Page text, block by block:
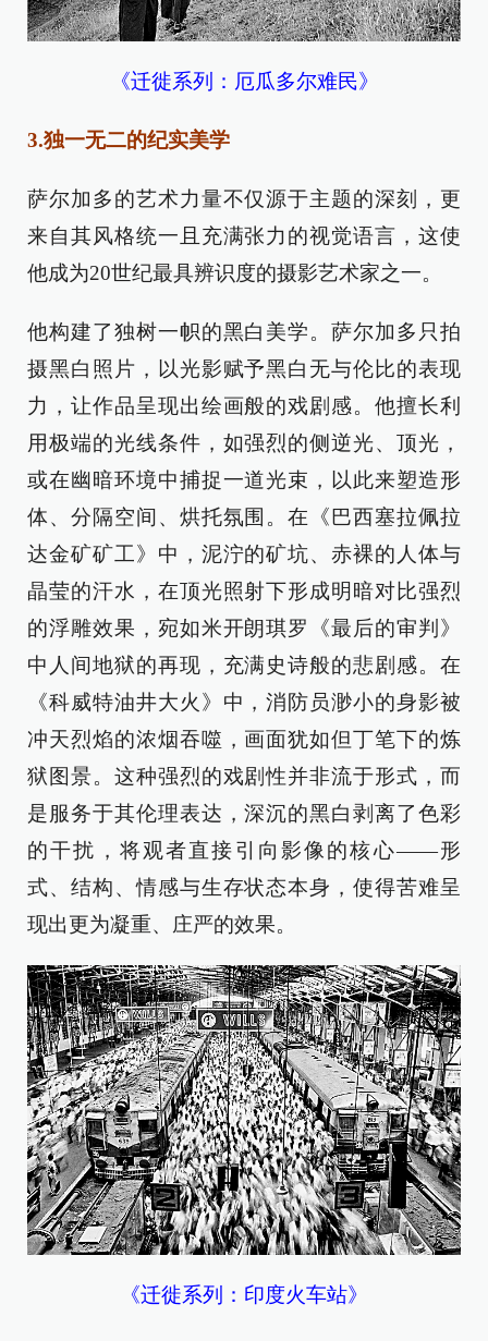
《迁徙系列：厄瓜多尔难民》
3.独一无二的纪实美学
萨尔加多的艺术力量不仅源于主题的深刻，更
来自其风格统一且充满张力的视觉语言，这使
他成为20世纪最具辨识度的摄影艺术家之一。
他构建了独树一帜的黑白美学。萨尔加多只拍
摄黑白照片，以光影赋予黑白无与伦比的表现
力，让作品呈现出绘画般的戏剧感。他擅长利
用极端的光线条件，如强烈的侧逆光、顶光，
或在幽暗环境中捕捉一道光束，以此来塑造形
体、分隔空间、烘托氛围。在《巴西塞拉佩拉
达金矿矿工》中，泥泞的矿坑、赤裸的人体与
晶莹的汗水，在顶光照射下形成明暗对比强烈
的浮雕效果，宛如米开朗琪罗《最后的审判》
中人间地狱的再现，充满史诗般的悲剧感。在
《科威特油井大火》中，消防员渺小的身影被
冲天烈焰的浓烟吞噬，画面犹如但丁笔下的炼
狱图景。这种强烈的戏剧性并非流于形式，而
是服务于其伦理表达，深沉的黑白剥离了色彩
的干扰，将观者直接引向影像的核心——形
式、结构、情感与生存状态本身，使得苦难呈
现出更为凝重、庄严的效果。
《迁徙系列：印度火车站》